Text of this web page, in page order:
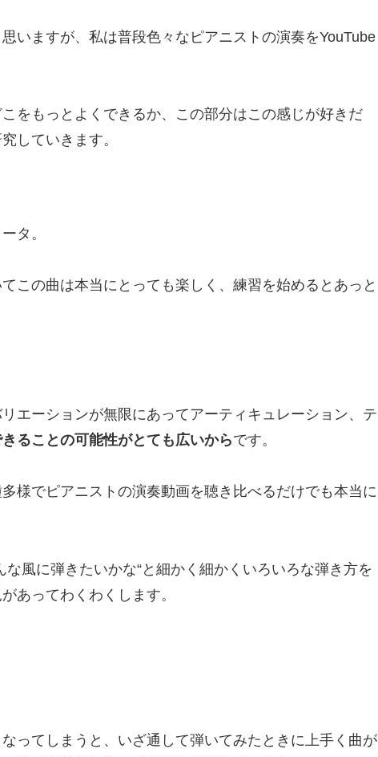
いますが、私は普段色々なピアニストの演奏をYouTube
をもっとよくできるか、この部分はこの感じが好きだ
していきます。
タ。
この曲は本当にとっても楽しく、練習を始めるとあっと
エーションが無限にあってアーティキュレーション、テ
きることの可能性がとても広いからです。
様でピアニストの演奏動画を聴き比べるだけでも本当に
風に弾きたいかな“と細かく細かくいろいろな弾き方を
あってわくわくします。
ってしまうと、いざ通して弾いてみたときに上手く曲が